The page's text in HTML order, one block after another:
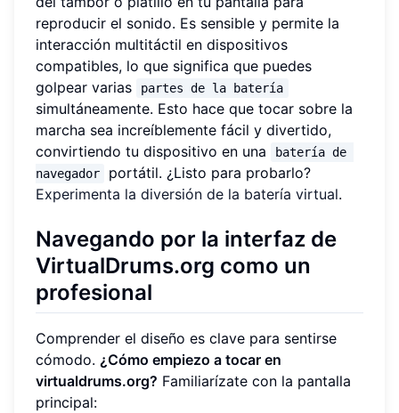
reproducir el sonido. Es sensible y permite la
interacción multitáctil en dispositivos
compatibles, lo que significa que puedes
golpear varias
partes de la batería
simultáneamente. Esto hace que tocar sobre la
marcha sea increíblemente fácil y divertido,
convirtiendo tu dispositivo en una
batería de
navegador
portátil. ¿Listo para probarlo?
Experimenta la diversión de la batería virtual.
Navegando por la interfaz de
VirtualDrums.org como un
profesional
Comprender el diseño es clave para sentirse
cómodo. ¿Cómo empiezo a tocar en
virtualdrums.org? Familiarízate con la pantalla
principal: